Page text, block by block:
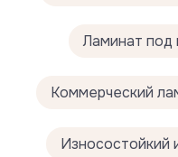
Ламинат под
Коммерческий
Износостойкий